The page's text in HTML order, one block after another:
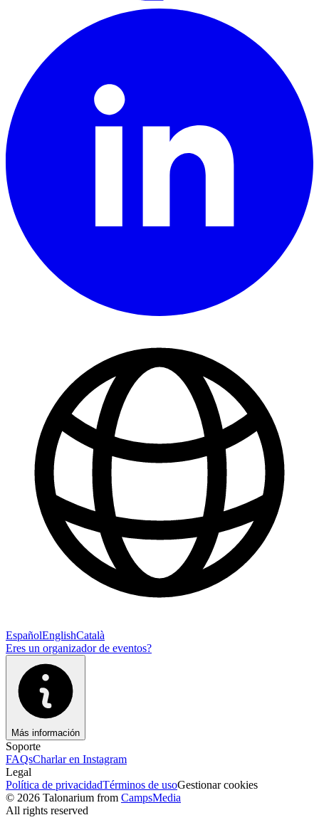
EspañolEnglishCatalà
Eres un organizador de eventos?
Más información
Soporte
FAQsCharlar en Instagram
Legal
Política de privacidadTérminos de usoGestionar cookies
© 2026 Talonarium from CampsMedia
All rights reserved